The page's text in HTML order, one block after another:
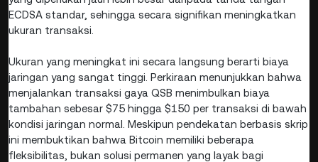
ECDSA standar, sehingga secara signifikan meningkatkan
ukuran transaksi.
Ukuran yang meningkat ini secara langsung berarti biaya
jaringan yang sangat tinggi. Perkiraan menunjukkan bahwa
menjalankan transaksi gaya QSB menimbulkan biaya
tambahan sebesar $75 hingga $150 per transaksi di bawah
kondisi jaringan normal. Meskipun pendekatan berbasis skrip
ini membuktikan bahwa Bitcoin memiliki beberapa
fleksibilitas, bukan solusi permanen yang layak bagi